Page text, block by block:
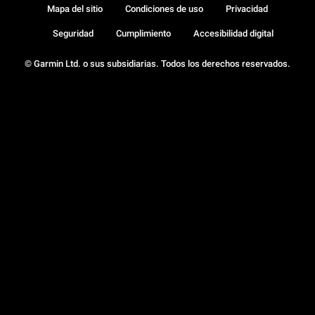
© Garmin Ltd. o sus subsidiarias. Todos los derechos reservados.
Mapa del sitio Condiciones de uso Privacidad
Seguridad Cumplimiento Accesibilidad digital